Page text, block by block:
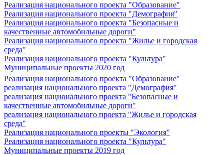
Реализация национального проекта "Образование"
Реализация национального проекта "Демография"
Реализация национального проекта "Безопасные и
качественные автомобильные дороги"
Реализация национального проекта "Жилье и городская
среда"
Реализация национального проекта "Культура"
Муниципальные проекты 2020 год
Реализация национального проекта "Образование"
реализация национального проекта "Демография"
реализация национального проекта "Безопасные и
качественные автомобильные дороги"
реализация национального проекта "Жилье и городская
среда"
Реализация национального проекты "Экология"
Реализация национального проекта "Культура"
Муниципальные проекты 2019 год